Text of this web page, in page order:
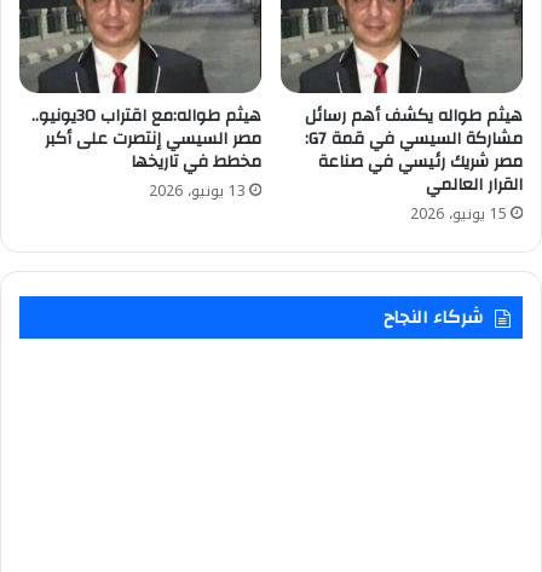
هيثم طواله يكشف أهم رسائل
مشاركة السيسي في قمة G7:
مصر شريك رئيسي في صناعة
القرار العالمي
15 يونيو، 2026
هيثم طواله:مع اقتراب 30يونيو..
مصر السيسي إنتصرت على أكبر
مخطط في تاريخها
13 يونيو، 2026
شركاء النجاح